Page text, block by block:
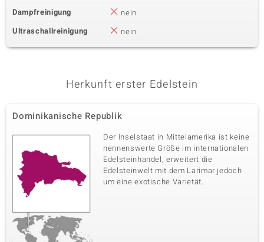
Dampfreinigung
nein
Ultraschallreinigung
nein
Herkunft erster Edelstein
Dominikanische Republik
Der Inselstaat in Mittelamerika ist keine
nennenswerte Größe im internationalen
Edelsteinhandel, erweitert die
Edelsteinwelt mit dem Larimar jedoch
um eine exotische Varietät.